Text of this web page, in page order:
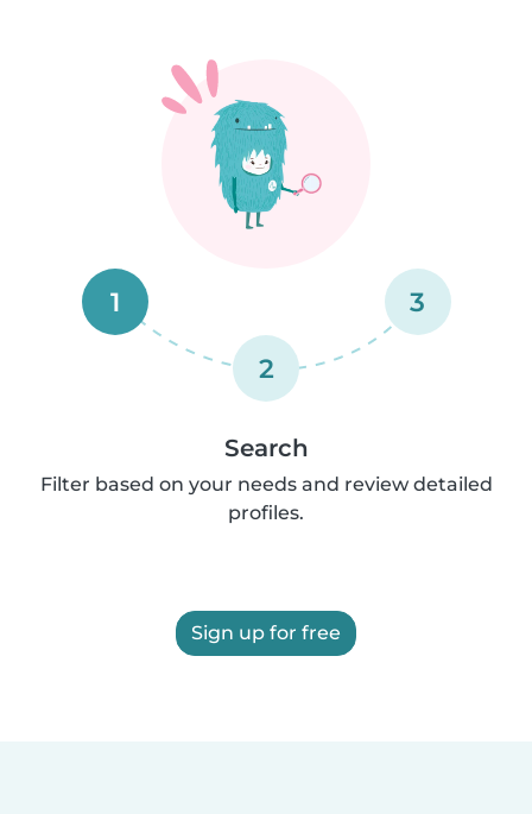
1
2
3
Search
Filter based on your needs and review detailed
profiles.
Sign up for free